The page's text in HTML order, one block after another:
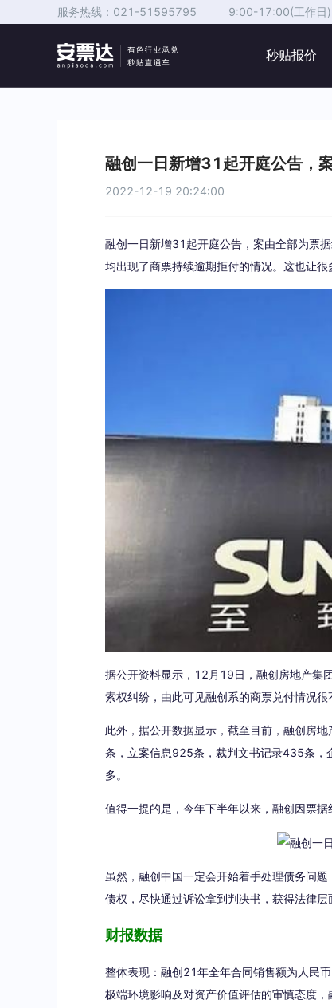
服务热线： 021-51595795 9:00-17:00(工作日)
秒贴报价
融创一日新增31起开庭公告，
2022-12-19 20:24:00
融创一日新增31起开庭公告，案由全部为票
均出现了商票持续逾期拒付的情况。这也让
据公开资料显示，12月19日，融创房地产集
索权纠纷，由此可见融创系的商票兑付情况很
此外，据公开数据显示，截至目前，融创房
条，立案信息925条，裁判文书记录435条，
多。
值得一提的是，今年下半年以来，融创因票
虽然，融创中国一定会开始着手处理债务问
债权，尽快通过诉讼拿到判决书，获得法律层
财报数据
整体表现：融创21年全年合同销售额为人民
极端环境影响及对资产价值评估的审慎态度